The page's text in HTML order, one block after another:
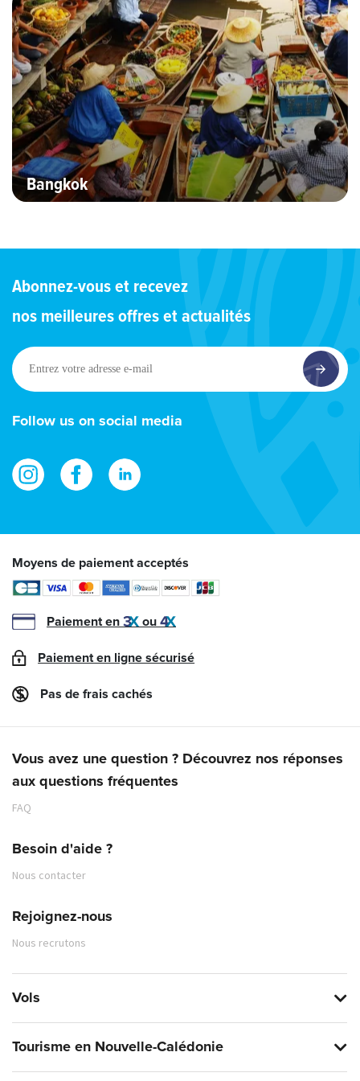
Bangkok
Abonnez-vous et recevez
nos meilleures offres et actualités
Entrez
votre
adresse
e-
Follow us on social media
Moyens de paiement acceptés
Paiement en ou
Paiement en ligne sécurisé
Pas de frais cachés
Vous avez une question ? Découvrez nos réponses
aux questions fréquentes
FAQ
Besoin d'aide ?
Nous contacter
Rejoignez-nous
Nous recrutons
Vols
Tourisme en Nouvelle-Calédonie